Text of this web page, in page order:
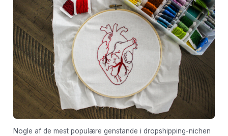
Nogle af de mest populære genstande i dropshipping-nichen